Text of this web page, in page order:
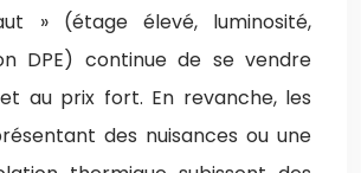
» (étage élevé, luminosité,
DPE) continue de se vendre
au prix fort. En revanche, les
des nuisances ou une